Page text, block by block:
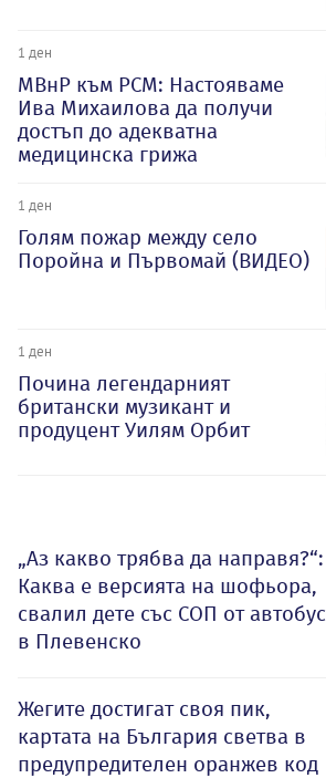
1 ден
МВнР към РСМ: Настояваме
Ива Михаилова да получи
достъп до адекватна
медицинска грижа
1 ден
Голям пожар между село
Поройна и Първомай (ВИДЕО)
1 ден
Почина легендарният
британски музикант и
продуцент Уилям Орбит
„Аз какво трябва да направя?“:
Каква е версията на шофьора,
свалил дете със СОП от автобус
в Плевенско
Жегите достигат своя пик,
картата на България светва в
предупредителен оранжев код